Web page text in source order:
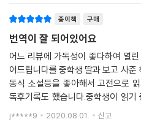
종이책 구매
번역이 잘 되어있어요
어느 리뷰에 가독성이 좋다하여 열
어드립니다를 중학생 딸과 보고 사준
동식 소설등을 좋아해서 고전으로
독후기록도 했습니다.중학생이 읽
로 정했는데 수준 차이가 있네요.추
만 읽은 후엔 왜 고전
j*****9 2020.08.01. 신고